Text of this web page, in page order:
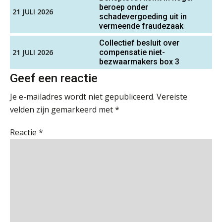
21 JULI 2026
beroep onder
schadevergoeding uit in
vermeende fraudezaak
21 JULI 2026
Collectief besluit over
compensatie niet-
bezwaarmakers box 3
Geef een reactie
Je e-mailadres wordt niet gepubliceerd. Vereiste
velden zijn gemarkeerd met*
Reactie *
“Waarom CRM in de accountancy
vaak meer ruis dan overzicht brengt”
ICT & AI | “Accountancywerk
verandert sneller dan de meeste
kantoren beseffen”
De cijfers kloppen. Maar klopt de
cultuur ook?
De mensen achter de loonstrook: in
gesprek met Susan Hendriks
SB
aaff
Accountant Agri & Food – Uden
aaff
Accountant Agri & Food – Terneuzen
aaff
Controleleider